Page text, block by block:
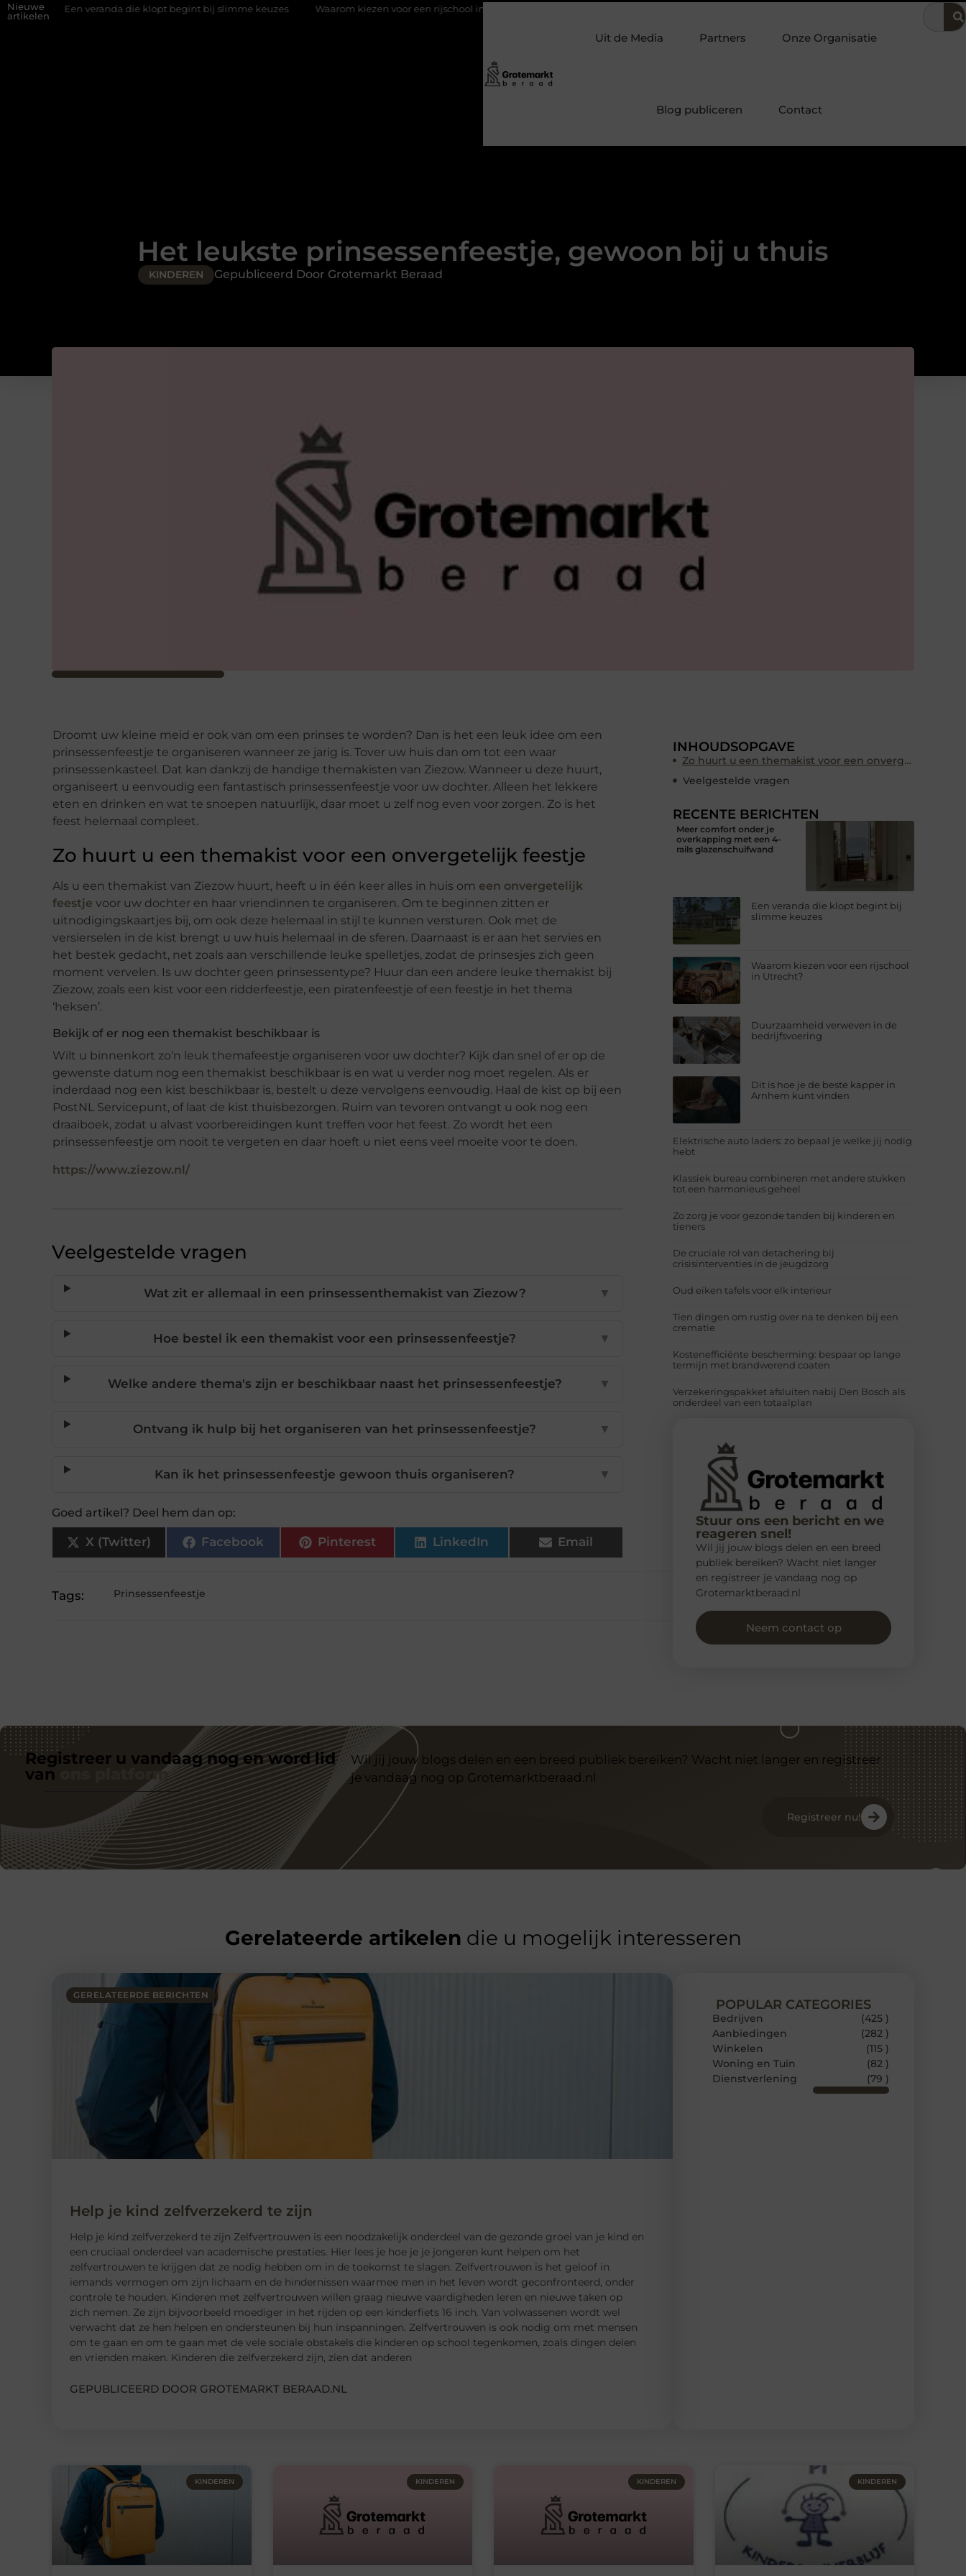
Nieuwe
artikelen
Een veranda die klopt begint bij slimme keuzes Waarom kiezen voor een rijschool in Utrecht? Dit is hoe je de beste kapper in Arnhem kunt
Uit de Media Partners Onze Organisatie
Blog publiceren Contact
Het leukste prinsessenfeestje, gewoon bij u thuis
KINDEREN Gepubliceerd Door Grotemarkt Beraad
Droomt uw kleine meid er ook van om een prinses te worden? Dan is het een leuk idee om een
prinsessenfeestje te organiseren wanneer ze jarig is. Tover uw huis dan om tot een waar
prinsessenkasteel. Dat kan dankzij de handige themakisten van Ziezow. Wanneer u deze huurt,
organiseert u eenvoudig een fantastisch prinsessenfeestje voor uw dochter. Alleen het lekkere
eten en drinken en wat te snoepen natuurlijk, daar moet u zelf nog even voor zorgen. Zo is het
feest helemaal compleet.
Zo huurt u een themakist voor een onvergetelijk feestje
Als u een themakist van Ziezow huurt, heeft u in één keer alles in huis om een onvergetelijk
feestje voor uw dochter en haar vriendinnen te organiseren. Om te beginnen zitten er
uitnodigingskaartjes bij, om ook deze helemaal in stijl te kunnen versturen. Ook met de
versierselen in de kist brengt u uw huis helemaal in de sferen. Daarnaast is er aan het servies en
het bestek gedacht, net zoals aan verschillende leuke spelletjes, zodat de prinsesjes zich geen
moment vervelen. Is uw dochter geen prinsessentype? Huur dan een andere leuke themakist bij
Ziezow, zoals een kist voor een ridderfeestje, een piratenfeestje of een feestje in het thema
‘heksen’.
Bekijk of er nog een themakist beschikbaar is
Wilt u binnenkort zo’n leuk themafeestje organiseren voor uw dochter? Kijk dan snel of er op de
gewenste datum nog een themakist beschikbaar is en wat u verder nog moet regelen. Als er
inderdaad nog een kist beschikbaar is, bestelt u deze vervolgens eenvoudig. Haal de kist op bij een
PostNL Servicepunt, of laat de kist thuisbezorgen. Ruim van tevoren ontvangt u ook nog een
draaiboek, zodat u alvast voorbereidingen kunt treffen voor het feest. Zo wordt het een
prinsessenfeestje om nooit te vergeten en daar hoeft u niet eens veel moeite voor te doen.
https://www.ziezow.nl/
Veelgestelde vragen
Wat zit er allemaal in een prinsessenthemakist van Ziezow? ▼
Hoe bestel ik een themakist voor een prinsessenfeestje? ▼
Welke andere thema's zijn er beschikbaar naast het prinsessenfeestje? ▼
Ontvang ik hulp bij het organiseren van het prinsessenfeestje? ▼
Kan ik het prinsessenfeestje gewoon thuis organiseren? ▼
Goed artikel? Deel hem dan op:
X (Twitter) Facebook Pinterest LinkedIn Email
Tags: Prinsessenfeestje
INHOUDSOPGAVE
Zo huurt u een themakist voor een onvergetelijk feestje
Veelgestelde vragen
RECENTE BERICHTEN
Meer comfort onder je
overkapping met een 4-
rails glazenschuifwand
Een veranda die klopt begint bij
slimme keuzes
Waarom kiezen voor een rijschool
in Utrecht?
Duurzaamheid verweven in de
bedrijfsvoering
Dit is hoe je de beste kapper in
Arnhem kunt vinden
Elektrische auto laders: zo bepaal je welke jij nodig
hebt
Klassiek bureau combineren met andere stukken
tot een harmonieus geheel
Zo zorg je voor gezonde tanden bij kinderen en
tieners
De cruciale rol van detachering bij
crisisinterventies in de jeugdzorg
Oud eiken tafels voor elk interieur
Tien dingen om rustig over na te denken bij een
crematie
Kostenefficiënte bescherming: bespaar op lange
termijn met brandwerend coaten
Verzekeringspakket afsluiten nabij Den Bosch als
onderdeel van een totaalplan
Stuur ons een bericht en we
reageren snel!
Wil jij jouw blogs delen en een breed
publiek bereiken? Wacht niet langer
en registreer je vandaag nog op
Grotemarktberaad.nl
Neem contact op
Registreer u vandaag nog en word lid
van
ons platform
Wil jij jouw blogs delen en een breed publiek bereiken? Wacht niet langer en registreer
je vandaag nog op Grotemarktberaad.nl
Registreer nu!
Gerelateerde artikelen die u mogelijk interesseren
GERELATEERDE BERICHTEN
Help je kind zelfverzekerd te zijn
Help je kind zelfverzekerd te zijn Zelfvertrouwen is een noodzakelijk onderdeel van de gezonde groei van je kind en
een cruciaal onderdeel van academische prestaties. Hier lees je hoe je je jongeren kunt helpen om het
zelfvertrouwen te krijgen dat ze nodig hebben om in de toekomst te slagen. Zelfvertrouwen is het geloof in
iemands vermogen om zijn lichaam en de hindernissen waarmee men in het leven wordt geconfronteerd, onder
controle te houden. Kinderen met zelfvertrouwen willen graag nieuwe vaardigheden leren en nieuwe taken op
zich nemen. Ze zijn bijvoorbeeld moediger in het rijden op een kinderfiets 16 inch. Van volwassenen wordt wel
verwacht dat ze hen helpen en ondersteunen bij hun inspanningen. Zelfvertrouwen is ook nodig om met mensen
om te gaan en om te gaan met de vele sociale obstakels die kinderen op school tegenkomen, zoals dingen delen
en vrienden maken. Kinderen die zelfverzekerd zijn, zien dat anderen
GEPUBLICEERD DOOR GROTEMARKT BERAAD.NL
POPULAR CATEGORIES
Bedrijven
(425 )
Aanbiedingen
(282 )
Winkelen
(115 )
Woning en Tuin
(82 )
Dienstverlening
(79 )
KINDEREN KINDEREN KINDEREN KINDEREN